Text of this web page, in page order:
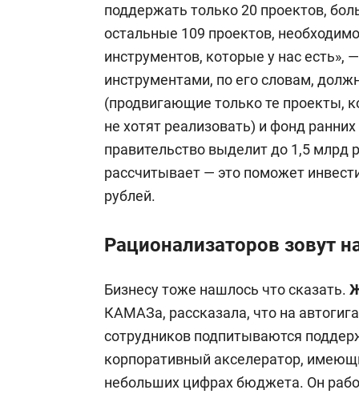
поддержать только 20 проектов,
остальные 109 проектов,
инструментов, которые у нас
инструментами, по его словам,
(продвигающие только те проекты,
не хотят реализовать) и фонд
правительство выделит до 1,5 млрд
рассчитывает — это поможет
рублей.
Рационализаторов зовут
Бизнесу тоже нашлось что сказать.
КАМАЗа, рассказала, что на
сотрудников подпитываются
корпоративный акселератор,
небольших цифрах бюджета. Он